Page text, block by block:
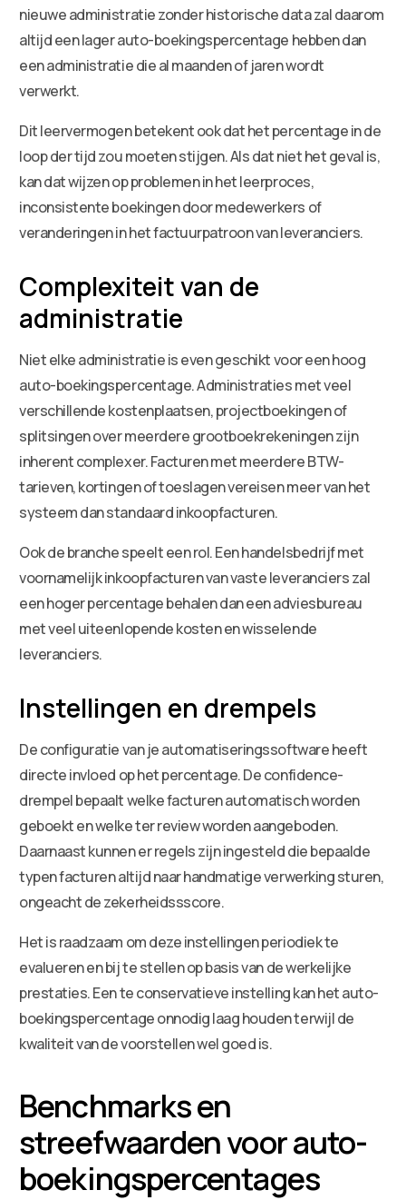
nieuwe administratie zonder historische data zal daarom
altijd een lager auto-boekingspercentage hebben dan
een administratie die al maanden of jaren wordt
verwerkt.
Dit leervermogen betekent ook dat het percentage in de
loop der tijd zou moeten stijgen. Als dat niet het geval is,
kan dat wijzen op problemen in het leerproces,
inconsistente boekingen door medewerkers of
veranderingen in het factuurpatroon van leveranciers.
Complexiteit van de
administratie
Niet elke administratie is even geschikt voor een hoog
auto-boekingspercentage. Administraties met veel
verschillende kostenplaatsen, projectboekingen of
splitsingen over meerdere grootboekrekeningen zijn
inherent complexer. Facturen met meerdere BTW-
tarieven, kortingen of toeslagen vereisen meer van het
systeem dan standaard inkoopfacturen.
Ook de branche speelt een rol. Een handelsbedrijf met
voornamelijk inkoopfacturen van vaste leveranciers zal
een hoger percentage behalen dan een adviesbureau
met veel uiteenlopende kosten en wisselende
leveranciers.
Instellingen en drempels
De configuratie van je automatiseringssoftware heeft
directe invloed op het percentage. De confidence-
drempel bepaalt welke facturen automatisch worden
geboekt en welke ter review worden aangeboden.
Daarnaast kunnen er regels zijn ingesteld die bepaalde
typen facturen altijd naar handmatige verwerking sturen,
ongeacht de zekerheidssscore.
Het is raadzaam om deze instellingen periodiek te
evalueren en bij te stellen op basis van de werkelijke
prestaties. Een te conservatieve instelling kan het auto-
boekingspercentage onnodig laag houden terwijl de
kwaliteit van de voorstellen wel goed is.
Benchmarks en
streefwaarden voor auto-
boekingspercentages